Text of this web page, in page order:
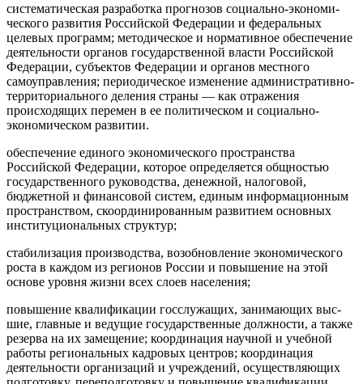
систематическая разработка прогнозов социально-экономи­
ческого развития Российской Федерации и федеральных
целевых программ; ме­тодическое и нормативное обеспечение
деятельности орга­нов государственной власти Российской
Федерации, субъектов Федерации и ор­ганов местного
самоуправления; периодическое изменение административно-
территориального деления страны — как отражения
происходящих перемен в ее политическом и со­циально-
экономическом развитии.
обеспечение единого экономического пространства
Российской Федерации, которое определяется общностью
государственного руково­дства, денежной, налоговой,
бюджетной и финансовой си­стем, единым информационным
пространством, скоор­динированным развитием основных
институциональных структур;
стабилизация производства, возобновление экономического
роста в каждом из регионов России и повышение на этой
основе уровня жизни всех слоев населения;
повышение квалификации госслужащих, занимающих выс­
шие, главные и ведущие государственные должности, а так­же
резерва на их замещение; координация научной и учеб­ной
работы региональных кадровых центров; координация
деятельности организаций и учреждений, осуществляющих